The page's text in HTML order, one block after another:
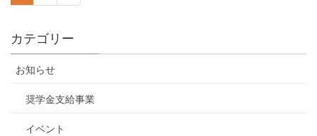
カテゴリー
お知らせ
奨学金支給事業
イベント